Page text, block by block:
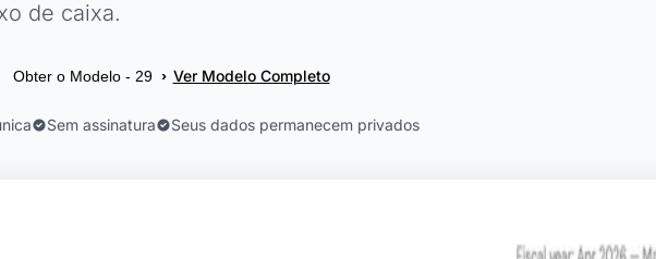
de caixa.
Obter o Modelo - 29 › Ver Modelo Completo
Sem assinatura Seus dados permanecem privados